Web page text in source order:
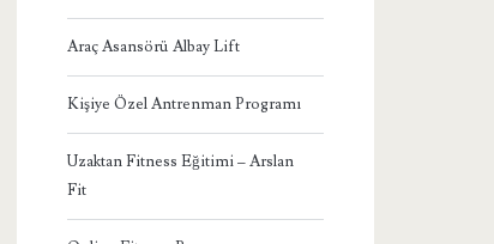
Araç Asansörü Albay Lift
Kişiye Özel Antrenman Programı
Uzaktan Fitness Eğitimi – Arslan
Fit